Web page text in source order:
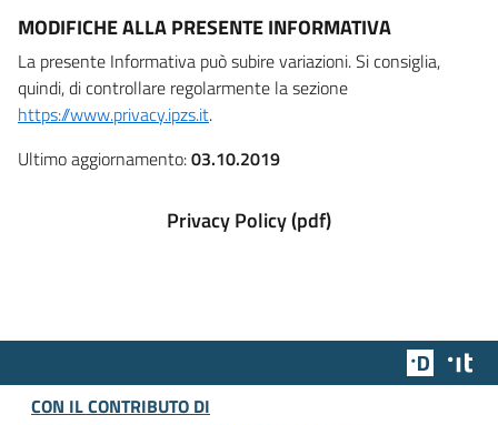
MODIFICHE ALLA PRESENTE INFORMATIVA
La presente Informativa può subire variazioni. Si consiglia,
quindi, di controllare regolarmente la sezione
https://www.privacy.ipzs.it.
Ultimo aggiornamento:03.10.2019
Privacy Policy (pdf)
Team
CON IL CONTRIBUTO DI